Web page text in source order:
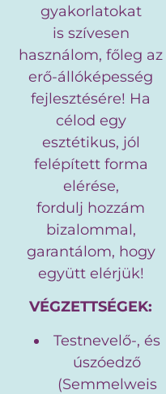
gyakorlatokat
is szívesen
használom, főleg az
erő-állóképesség
fejlesztésére! Ha
célod egy
esztétikus, jól
felépített forma
elérése,
fordulj hozzám
bizalommal,
garantálom, hogy
együtt elérjük!
VÉGZETTSÉGEK:
Testnevelő-, és
úszóedző
(Semmelweis